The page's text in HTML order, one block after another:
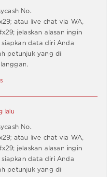
No.
atau live chat via WA,
jelaskan alasan ingin
siapkan data diri Anda
petunjuk yang di
lalu
No.
atau live chat via WA,
jelaskan alasan ingin
siapkan data diri Anda
petunjuk yang di